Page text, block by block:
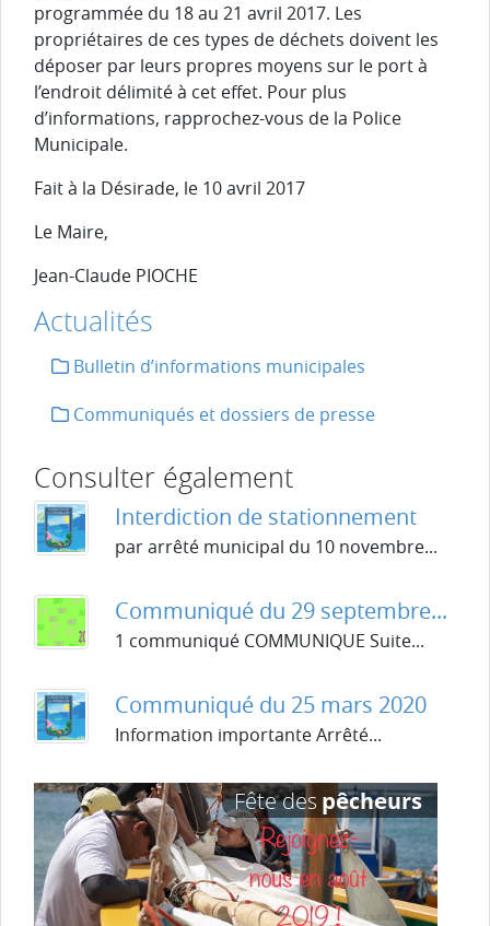
programmée du 18 au 21 avril 2017. Les
propriétaires de ces types de déchets doivent les
déposer par leurs propres moyens sur le port à
l’endroit délimité à cet effet. Pour plus
d’informations, rapprochez-vous de la Police
Municipale.
Fait à la Désirade, le 10 avril 2017
Le Maire,
Jean-Claude PIOCHE
Actualités
Bulletin d’informations municipales
Communiqués et dossiers de presse
Consulter également
Interdiction de stationnement
par arrêté municipal du 10 novembre...
Communiqué du 29 septembre...
1 communiqué COMMUNIQUE Suite...
Communiqué du 25 mars 2020
Information importante Arrêté...